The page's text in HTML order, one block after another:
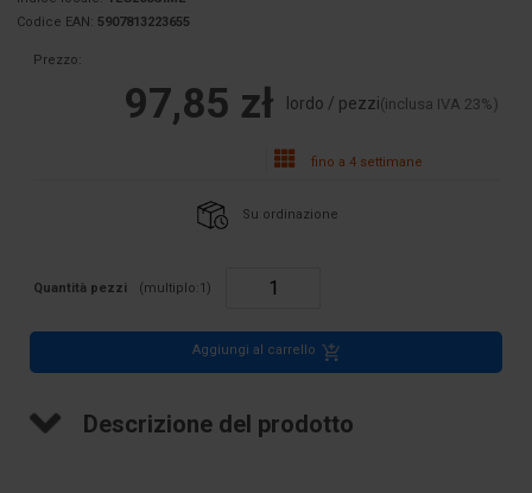
Codice EAN: 5907813223655
Prezzo:
97,85 zł lordo / pezzi(inclusa IVA 23%)
fino a 4 settimane
Su ordinazione
Quantità pezzi (multiplo:1 )
Aggiungi al carrello
Descrizione del prodotto